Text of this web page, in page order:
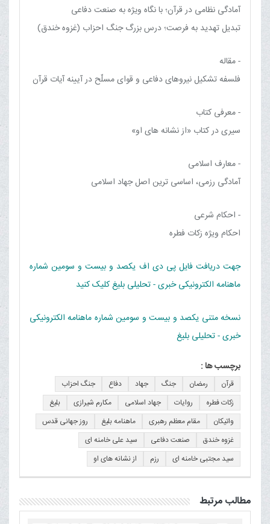
آمادگی نظامی در قرآن؛ با نگاه ويژه به صنعت دفاعی
تبدیل تهدید به فرصت؛ درس بزرگ جنگ احزاب (غزوه خندق)
- مقاله
فلسفه تشکيل نيروهاى دفاعى و قواى مسلّح‏ در آيينه آيات قرآن
- معرفی کتاب
سیری در کتاب «از نشانه های او»
- معارف اسلامی
آمادگی رزمی، اساسی ترین اصل جهاد اسلامی
- احکام شرعی
احکام ویژه زکات فطره
جهت دریافت فایل پی دی اف یکصد و بیست و سومین شماره
ماهنامه الکترونیکی خبری - تحلیلی بلیغ کلیک کنید
نسخه متنی یکصد و بیست و سومین شماره ماهنامه الکترونیکی
خبری - تحلیلی بلیغ
برچسب ها :
قرآن رمضان جنگ جهاد دفاع
جنگ احزاب
زکات فطره
روایات جهاد اسلامی مکارم شیرازی
بلیغ
واتیکان
مقام معظم رهبری ماهنامه بلیغ
روز جهانی قدس
غزوه خندق
صنعت دفاعی
سید علی خامنه ای
سید مجتبی خامنه ای
رزم از نشانه های او
مطالب مرتبط